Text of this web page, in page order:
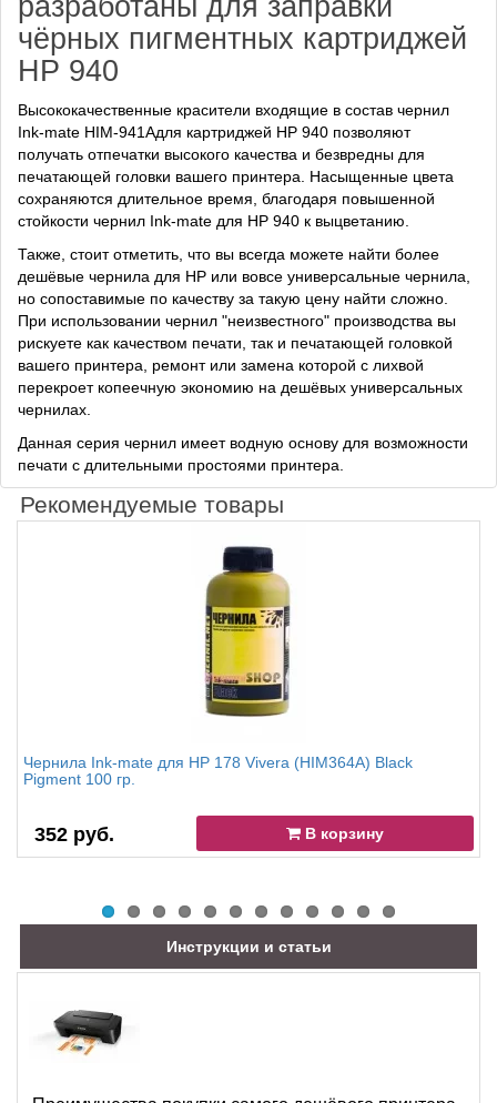
разработаны для заправки
чёрных пигментных картриджей
HP 940
Высококачественные красители входящие в состав чернил
Ink-mate HIM-941Aдля картриджей HP 940 позволяют
получать отпечатки высокого качества и безвредны для
печатающей головки вашего принтера. Насыщенные цвета
сохраняются длительное время, благодаря повышенной
стойкости чернил Ink-mate для HP 940 к выцветанию.
Также, стоит отметить, что вы всегда можете найти более
дешёвые чернила для HP или вовсе универсальные чернила,
но сопоставимые по качеству за такую цену найти сложно.
При использовании чернил "неизвестного" производства вы
рискуете как качеством печати, так и печатающей головкой
вашего принтера, ремонт или замена которой с лихвой
перекроет копеечную экономию на дешёвых универсальных
чернилах.
Данная серия чернил имеет водную основу для возможности
печати с длительными простоями принтера.
Рекомендуемые товары
Чернила Ink-mate для HP 178 Vivera (HIM364A) Black
Pigment 100 гр.
352 руб. В корзину
Инструкции и статьи